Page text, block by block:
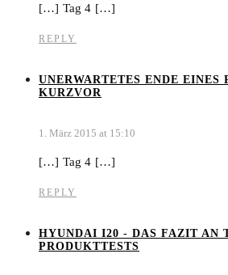
[…] Tag 4 […]
REPLY
UNERWARTETES ENDE EINES
KURZVOR
1. März 2015 at 15:10
[…] Tag 4 […]
REPLY
HYUNDAI I20 - DAS FAZIT AN
PRODUKTTESTS